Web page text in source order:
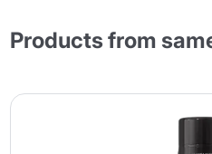
Products from